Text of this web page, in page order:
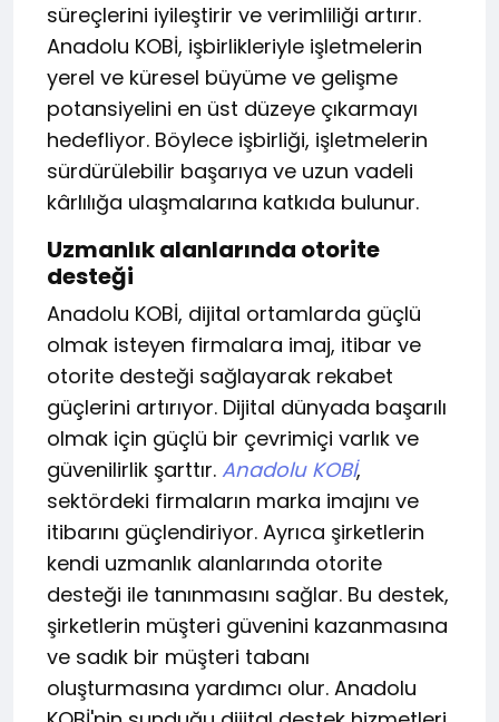
süreçlerini iyileştirir ve verimliliği artırır.
Anadolu KOBİ, işbirlikleriyle işletmelerin
yerel ve küresel büyüme ve gelişme
potansiyelini en üst düzeye çıkarmayı
hedefliyor. Böylece işbirliği, işletmelerin
sürdürülebilir başarıya ve uzun vadeli
kârlılığa ulaşmalarına katkıda bulunur.
Uzmanlık alanlarında otorite
desteği
Anadolu KOBİ, dijital ortamlarda güçlü
olmak isteyen firmalara imaj, itibar ve
otorite desteği sağlayarak rekabet
güçlerini artırıyor. Dijital dünyada başarılı
olmak için güçlü bir çevrimiçi varlık ve
güvenilirlik şarttır. Anadolu KOBİ,
sektördeki firmaların marka imajını ve
itibarını güçlendiriyor. Ayrıca şirketlerin
kendi uzmanlık alanlarında otorite
desteği ile tanınmasını sağlar. Bu destek,
şirketlerin müşteri güvenini kazanmasına
ve sadık bir müşteri tabanı
oluşturmasına yardımcı olur. Anadolu